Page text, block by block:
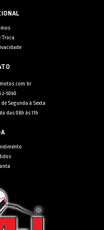
Troca
5060
Segunda à Sexta
das 08h às 11h